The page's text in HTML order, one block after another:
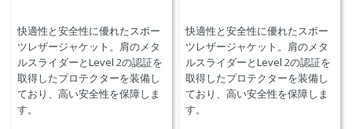
快適性と安全性に優れたスポー
ツレザージャケット。肩のメタ
ルスライダーとLevel 2の認証を
取得したプロテクターを装備し
ており、高い安全性を保障しま
す。
快適性と安全性に優れたスポー
ツレザージャケット。肩のメタ
ルスライダーとLevel 2の認証を
取得したプロテクターを装備し
ており、高い安全性を保障しま
す。